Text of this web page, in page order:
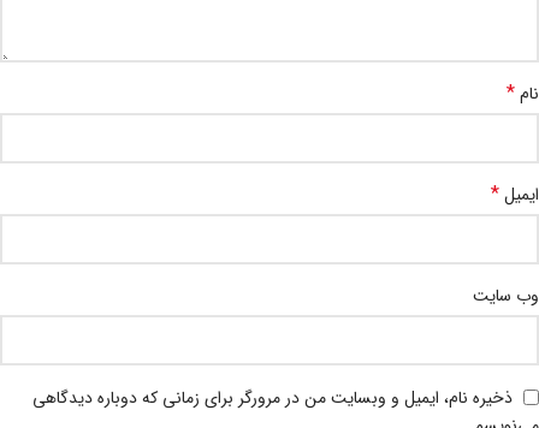
نام*
ایمیل*
وب‌ سایت
ذخیره نام، ایمیل و وبسایت من در مرورگر برای زمانی که دوباره دیدگاهی